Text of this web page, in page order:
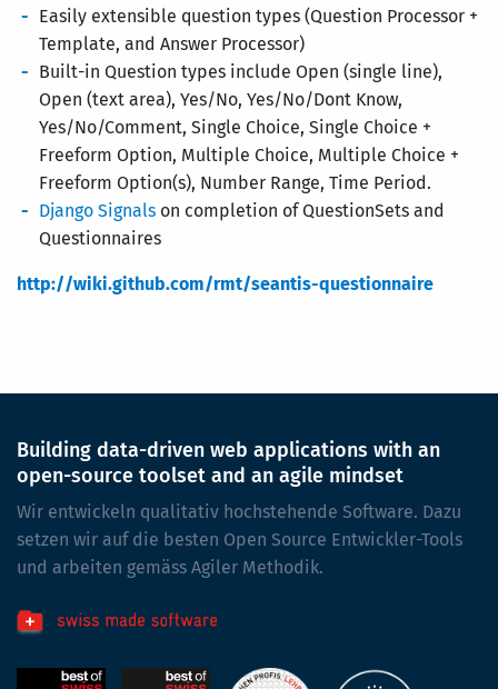
Easily extensible question types (Question Processor +
Template, and Answer Processor)
Built-in Question types include Open (single line),
Open (text area), Yes/No, Yes/No/Dont Know,
Yes/No/Comment, Single Choice, Single Choice +
Freeform Option, Multiple Choice, Multiple Choice +
Freeform Option(s), Number Range, Time Period.
Django Signals on completion of QuestionSets and
Questionnaires
http://wiki.github.com/rmt/seantis-questionnaire
Building data-driven web applications with an
open-source toolset and an agile mindset
Wir entwickeln qualitativ hochstehende Software. Dazu
setzen wir auf die besten Open Source Entwickler-Tools
und arbeiten gemäss Agiler Methodik.